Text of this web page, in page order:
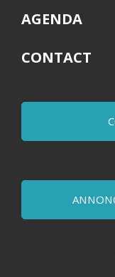
AGENDA
CONTACT